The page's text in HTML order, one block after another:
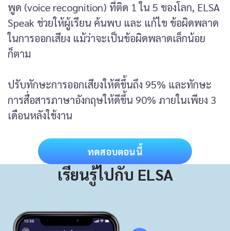
พูด (voice recognition) ที่ติด 1 ใน 5 ของโลก, ELSA
Speak ช่วยให้ผู้เรียน ค้นพบ และ แก้ไข ข้อผิดพลาด
ในการออกเสียง แม้ว่าจะเป็นข้อผิดพลาดเล็กน้อย
ก็ตาม
ปรับทักษะการออกเสียงให้ดีขึ้นถึง 95% และทักษะ
การสื่อสารภาษาอังกฤษให้ดีขึ้น 90% ภายในเพียง 3
เดือนหลังใช้งาน
ทดสอบตอนนี้
เรียนรู้ไปกับ ELSA